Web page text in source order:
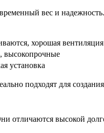
вес и
хорошая вентиляция
высокопрочные
установка
подходят для
отличаются высокой